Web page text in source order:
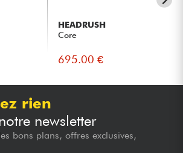
HEADRUSH
Core
695.00 €
rien
newsletter
bons plans, offres exclusives,